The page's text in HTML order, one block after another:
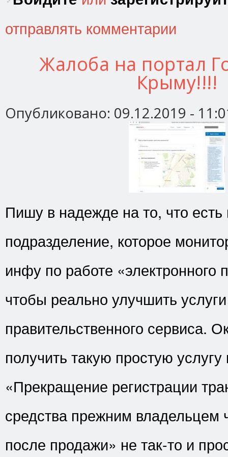
отправлять комментарии
Жалоба на портал
Крыму!!!!
Опубликовано: 09.12.2019 -
Пишу в надежде на то, что есть
подразделение, которое
инфу по работе «электронного
чтобы реально улучшить
правительственного сервиса.
получить такую простую услугу
«Прекращение регистрации
средства прежним владельцем
после продажи» не так-то и